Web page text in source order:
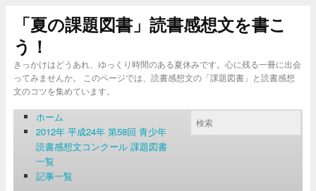
「夏の課題図書」読書感想文を書こ
う！
きっかけはどうあれ、ゆっくり時間のある夏休みです。心に残る一冊に出会
ってみませんか。 このページでは、読書感想文の「課題図書」と読書感想
文のコツを集めています。
ホーム
2012年 平成24年 第58回 青少年
読書感想文コンクール 課題図書
一覧
記事一覧